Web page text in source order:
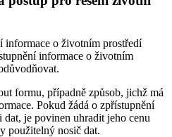
informace o životním prostředí
informace o životním
formu, případně způsob, jichž má
Pokud žádá o zpřístupnění
je povinen uhradit jeho cenu
použitelný nosič dat.